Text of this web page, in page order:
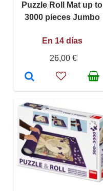
Puzzle Roll Mat up to
3000 pieces Jumbo
En 14 días
26,00 €